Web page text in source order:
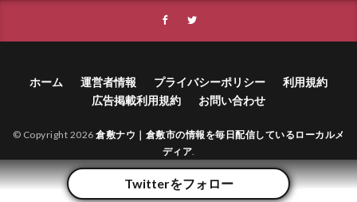
Twitterをフォロー
ホーム 運営者情報 プライバシーポリシー
利用規約
広告掲載利用規約
お問い合わせ
© Copyright 2026 倉敷ナウ｜倉敷市の情報を毎日配信しているローカルメ
ディア.